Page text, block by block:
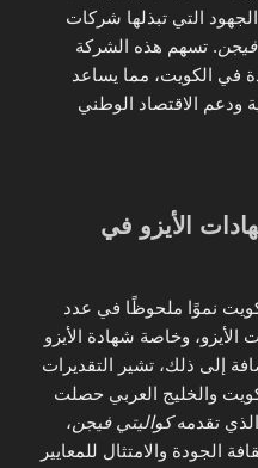
التي تبذلها شركات
فيجن. تسهم هذه الشركة
في الكويت، مما يساعد
ودعم الاقتصاد الوطني
الأيزو في
نموًا ملحوظًا في عدد
وخاصة شهادة الأيزو
إلى ذلك، تشير التقديرات
شركة في الكويت والخليج العربي حصلت
تقدمهكواليتي فيجن،
الجودة والامتثال للمعايير